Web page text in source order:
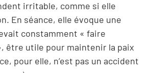
irritable, comme si elle
En séance, elle évoque une
constamment « faire
être utile pour maintenir la paix
pour elle, n’est pas un accident